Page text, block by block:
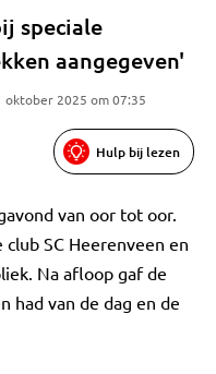
speciale
aangegeven'
oktober 2025 om 07:35
Hulp bij lezen
van oor tot oor.
SC Heerenveen en
Na afloop gaf de
had van de dag en de